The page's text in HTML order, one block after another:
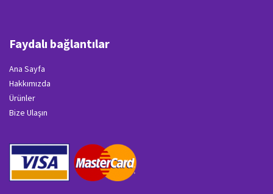
Faydalı bağlantılar
Ana Sayfa
Hakkımızda
Ürünler
Bize Ulaşın